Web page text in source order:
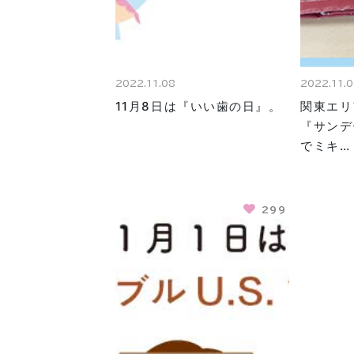
2022.11.08
11月8日は『いい歯の日』。
関東エ
『サン
でミキ…
299